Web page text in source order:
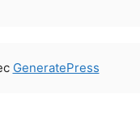
GeneratePress